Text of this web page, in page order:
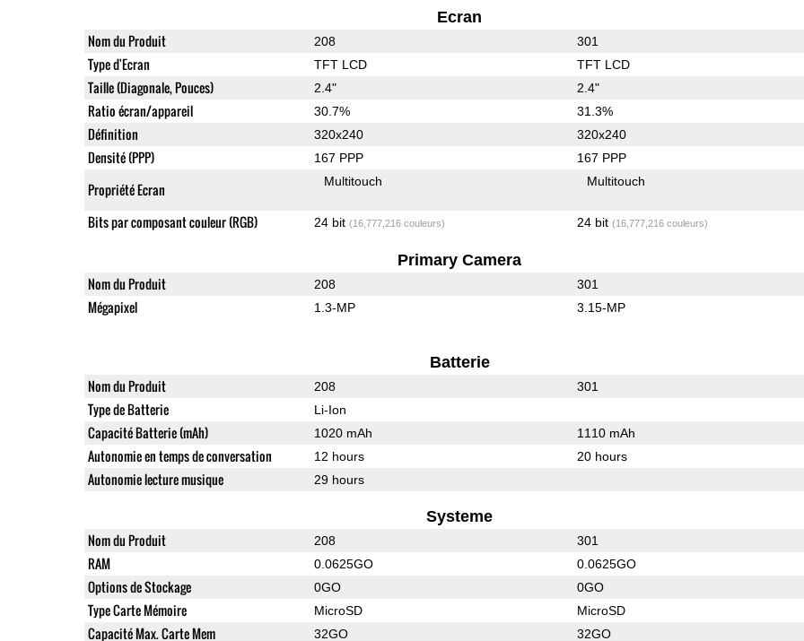
Ecran
Nom du Produit 208 301
Type d'Ecran TFT LCD TFT LCD
Taille (Diagonale, Pouces) 2.4" 2.4"
Ratio écran/appareil 30.7% 31.3%
Définition 320x240 320x240
Densité (PPP) 167 PPP 167 PPP
Propriété Ecran Multitouch Multitouch
Bits par composant couleur (RGB) 24 bit (16,777,216 couleurs) 24 bit (16,777,216 couleurs)
Primary Camera
Nom du Produit 208 301
Mégapixel 1.3-MP 3.15-MP
Batterie
Nom du Produit 208 301
Type de Batterie Li-Ion
Capacité Batterie (mAh) 1020 mAh 1110 mAh
Autonomie en temps de conversation 12 hours 20 hours
Autonomie lecture musique 29 hours
Systeme
Nom du Produit 208 301
RAM 0.0625GO 0.0625GO
Options de Stockage 0GO 0GO
Type Carte Mémoire MicroSD MicroSD
Capacité Max. Carte Mem 32GO 32GO